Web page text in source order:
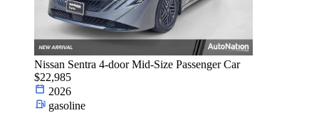
Nissan Sentra 4-door Mid-Size Passenger Car
$22,985
2026
gasoline